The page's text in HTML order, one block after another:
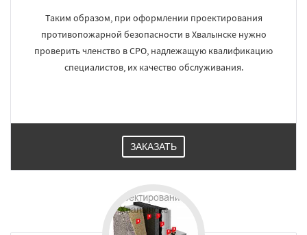
Таким образом, при оформлении проектирования
противопожарной безопасности в Хвалынске нужно
проверить членство в СРО, надлежащую квалификацию
специалистов, их качество обслуживания.
ЗАКАЗАТЬ